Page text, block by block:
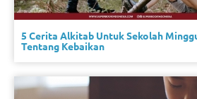
5 Cerita Alkitab Untuk Sekolah
Tentang Kebaikan